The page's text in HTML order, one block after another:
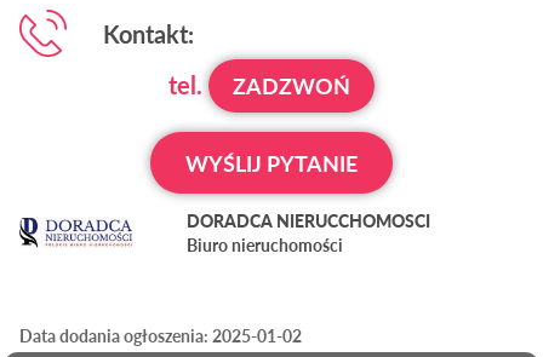
Kontakt:
tel.
ZADZWOŃ
WYŚLIJ PYTANIE
DORADCA NIERUCCHOMOSCI
Biuro nieruchomości
Data dodania ogłoszenia: 2025-01-02